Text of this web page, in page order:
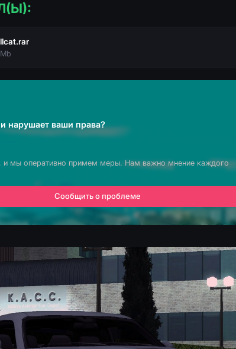
нарушает ваши права?
и мы оперативно примем меры. Нам важно мнение каждого
Сообщить о проблеме